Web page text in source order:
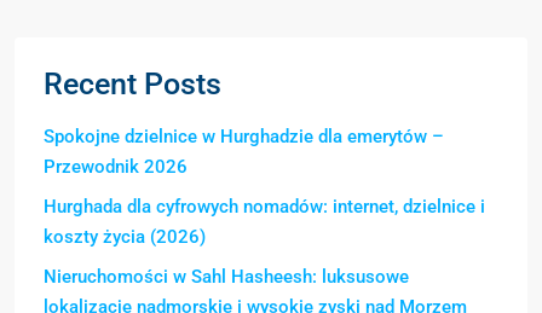
Recent Posts
Spokojne dzielnice w Hurghadzie dla emerytów –
Przewodnik 2026
Hurghada dla cyfrowych nomadów: internet, dzielnice i
koszty życia (2026)
Nieruchomości w Sahl Hasheesh: luksusowe
lokalizacje nadmorskie i wysokie zyski nad Morzem